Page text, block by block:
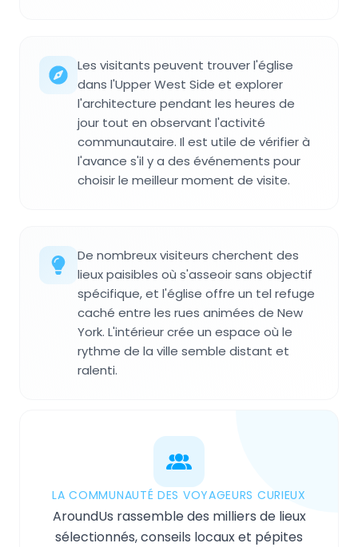
Les visitants peuvent trouver l'église
dans l'Upper West Side et explorer
l'architecture pendant les heures de
jour tout en observant l'activité
communautaire. Il est utile de vérifier à
l'avance s'il y a des événements pour
choisir le meilleur moment de visite.
De nombreux visiteurs cherchent des
lieux paisibles où s'asseoir sans objectif
spécifique, et l'église offre un tel refuge
caché entre les rues animées de New
York. L'intérieur crée un espace où le
rythme de la ville semble distant et
ralenti.
LA COMMUNAUTÉ DES VOYAGEURS CURIEUX
AroundUs rassemble des milliers de lieux
sélectionnés, conseils locaux et pépites